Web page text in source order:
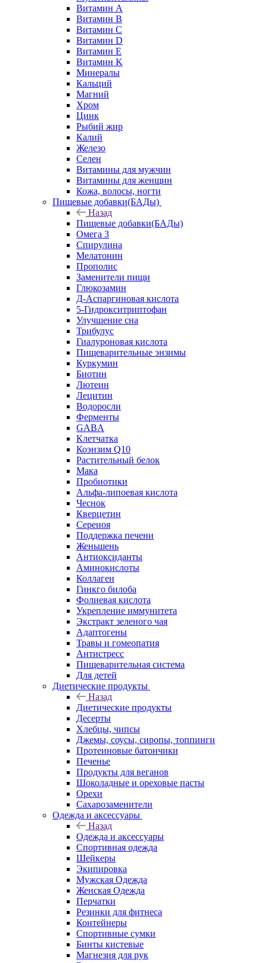
Витамин A
Витамин B
Витамин C
Витамин D
Витамин E
Витамин K
Минералы
Кальций
Магний
Хром
Цинк
Рыбий жир
Калий
Железо
Селен
Витамины для мужчин
Витамины для женщин
Кожа, волосы, ногти
Пищевые добавки(БАДы)
Назад
Пищевые добавки(БАДы)
Омега 3
Спирулина
Мелатонин
Прополис
Заменители пищи
Глюкозамин
Д-Аспаргиновая кислота
5-Гидрокситриптофан
Улучшение сна
Трибулус
Гиалуроновая кислота
Пищеварительные энзимы
Куркумин
Биотин
Лютеин
Лецитин
Водоросли
Ферменты
GABA
Клетчатка
Коэнзим Q10
Растительный белок
Мака
Пробиотики
Альфа-липоевая кислота
Чеснок
Кверцетин
Сереноя
Поддержка печени
Женьшень
Антиоксиданты
Аминокислоты
Коллаген
Гинкго билоба
Фолиевая кислота
Укрепление иммунитета
Экстракт зеленого чая
Адаптогены
Травы и гомеопатия
Антистресс
Пищеварительная система
Для детей
Диетические продукты
Назад
Диетические продукты
Десерты
Хлебцы, чипсы
Джемы, соусы, сиропы, топпинги
Протеиновые батончики
Печенье
Продукты для веганов
Шоколадные и ореховые пасты
Орехи
Сахарозаменители
Одежда и аксессуары
Назад
Одежда и аксессуары
Спортивная одежда
Шейкеры
Экипировка
Мужская Одежда
Женская Одежда
Перчатки
Резинки для фитнеса
Контейнеры
Спортивные сумки
Бинты кистевые
Магнезия для рук